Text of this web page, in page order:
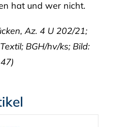
hat und wer nicht.
Az. 4 U 202/21;
BGH/hv/ks; Bild: